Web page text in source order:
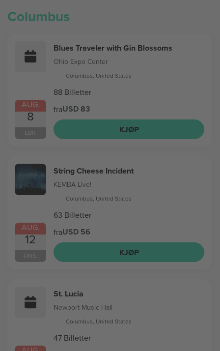
Columbus
AUG.
8
LØR.
Blues Traveler with Gin Blossoms
Ohio Expo Center
Columbus, United States
88 Billetter
fraUSD 83
KJØP
AUG.
12
ONS.
String Cheese Incident
KEMBA Live!
Columbus, United States
63 Billetter
fraUSD 56
KJØP
St. Lucia
Newport Music Hall
Columbus, United States
47 Billetter